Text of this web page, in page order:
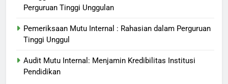
Perguruan Tinggi Unggulan
Pemeriksaan Mutu Internal : Rahasian dalam Perguruan
Tinggi Unggul
Audit Mutu Internal: Menjamin Kredibilitas Institusi
Pendidikan